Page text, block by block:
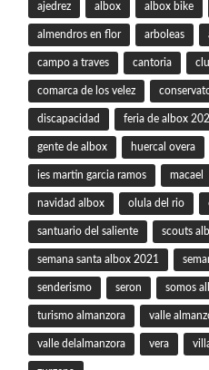
ajedrez albox albox bike
almendros en flor arboleas
campo a traves cantoria
comarca de los velez
discapacidad feria de albox
gente de albox huercal overa
ies martin garcia ramos macael
navidad albox olula del rio
santuario del saliente scouts
semana santa albox 2021
senderismo seron somos
turismo almanzora valle
valle delalmanzora vera